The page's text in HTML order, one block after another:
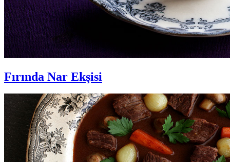
Fırında Nar Ekşisi